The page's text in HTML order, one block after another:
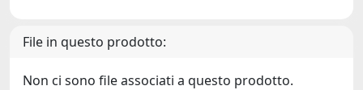
File in questo prodotto:
Non ci sono file associati a questo prodotto.